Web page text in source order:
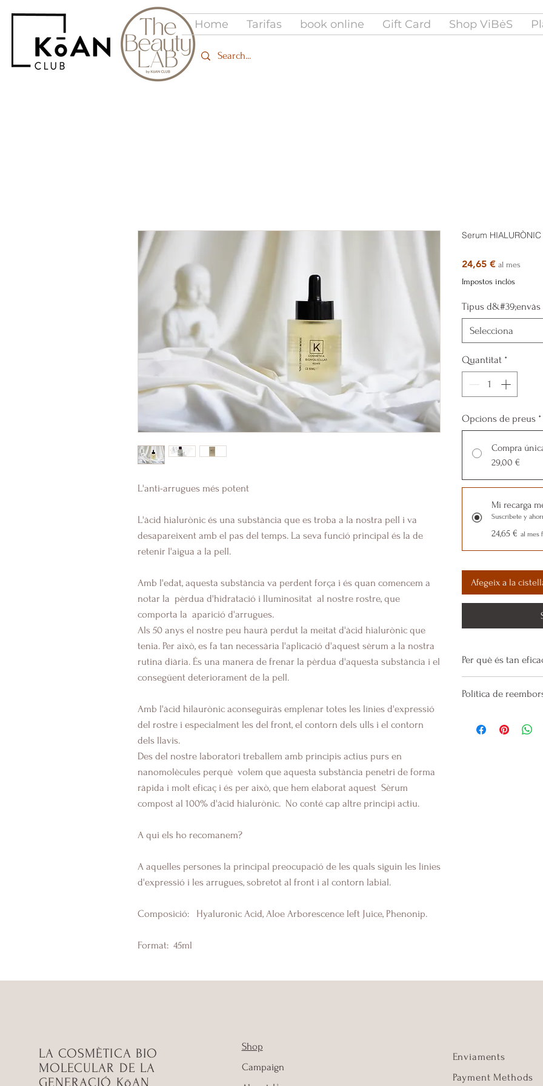
Home Tarifas book online Gift Card Shop ViBėS
L'anti-arrugues més potent
L'àcid hialurònic és una substància que es troba a la nostra pell i va
desapareixent amb el pas del temps. La seva funció principal és la de
retenir l'aigua a la pell.
Amb l'edat, aquesta substància va perdent força i és quan comencem a
notar la pèrdua d'hidratació i lluminositat al nostre rostre, que
comporta la aparició d'arrugues.
Als 50 anys el nostre peu haurà perdut la meitat d'àcid hialurònic que
tenia. Per això, es fa tan necessària l'aplicació d'aquest sèrum a la nostra
rutina diària. És una manera de frenar la pèrdua d'aquesta substància i el
consegüent deteriorament de la pell.
Amb l'àcid hilaurònic aconseguiràs emplenar totes les línies d'expressió
del rostre i especialment les del front, el contorn dels ulls i el contorn
dels llavis.
Des del nostre laboratori treballem amb principis actius purs en
nanomolècules perquè volem que aquesta substància penetri de forma
ràpida i molt eficaç i és per això, que hem elaborat aquest Sèrum
compost al 100% d'àcid hialurònic. No conté cap altre principi actiu.
A qui els ho recomanem?
A aquelles persones la principal preocupació de les quals siguin les línies
d'expressió i les arrugues, sobretot al front i al contorn labial.
Composició: Hyaluronic Acid, Aloe Arborescence left Juice, Phenonip.
Format: 45ml
Serum
24,65 €Price
al mes
Impostos inclòs
Tipus d&#39;envàs
Selecciona
Quantitat *
Opcions de preus *
Compra
29,00 €
Mi recarga
Suscríbete y
24,65 € al mes
Afegeix a la
Per què és tan
retenir grans
línies d'expressió
Política de
demanda, de
LA COSMÈTICA BIO
MOLECULAR DE LA
GENERACIÓ KōAN
Shop
Campaign
Enviaments
Payment Methods